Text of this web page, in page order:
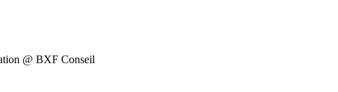
@ BXF Conseil